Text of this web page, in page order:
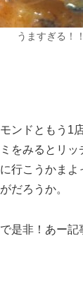
うますぎる！
ンドともう1
をみるとリ
行こうかま
だろうか。
是非！あー